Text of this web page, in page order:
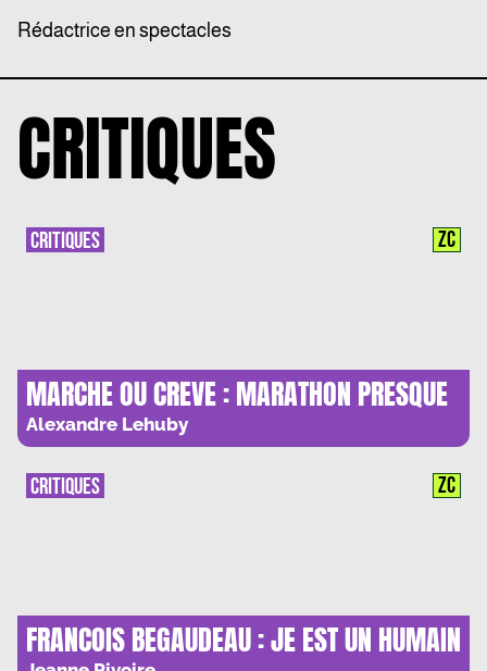
Rédactrice en spectacles
CRITIQUES
MARCHE OU CREVE : MARATHON PRESQUE
MORTEL
Alexandre Lehuby
CRITIQUES ZC
FRANCOIS BEGAUDEAU : JE EST UN HUMAIN
CRITIQUES ZC